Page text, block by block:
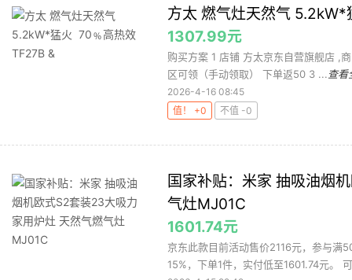
方太 燃气灶天然气
1307.99元
购买方案 1 店铺 方太京东自营旗舰店 ,
区可领（手动领取） 下单返50 3 ... 查看
2026-4-16 08:45
值！ +0
不值 -0
国家补贴：米家 抽吸油烟
气灶MJ01C
1601.74元
京东此款目前活动售价2116元，参与满
15%，下单1件，实付低至1601.74元。